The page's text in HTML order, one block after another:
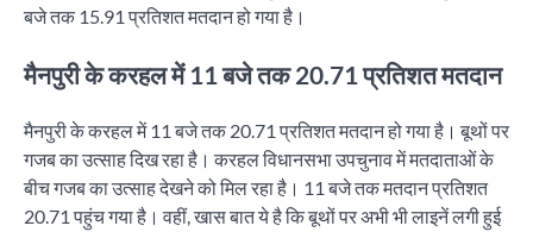
बजे तक 15.91 प्रतिशत मतदान हो गया है।
मैनपुरी के करहल में 11 बजे तक 20.71 प्रतिशत मतदान
मैनपुरी के करहल में 11 बजे तक 20.71 प्रतिशत मतदान हो गया है। बूथों पर
गजब का उत्साह दिख रहा है। करहल विधानसभा उपचुनाव में मतदाताओं के
बीच गजब का उत्साह देखने को मिल रहा है। 11 बजे तक मतदान प्रतिशत
20.71 पहुंच गया है। वहीं, खास बात ये है कि बूथों पर अभी भी लाइनें लगी हुई